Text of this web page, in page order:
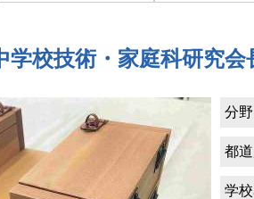
学校技術・家庭科研究会
分
都
学